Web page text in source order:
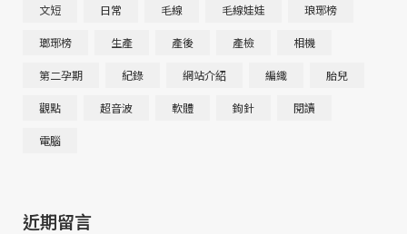
文短 日常 毛線 毛線娃娃 琅琊榜
瑯琊榜 生產 產後 產檢 相機
第二孕期 紀錄 網站介紹 編織 胎兒
觀點 超音波 軟體 鉤針 閱讀
電腦
近期留言